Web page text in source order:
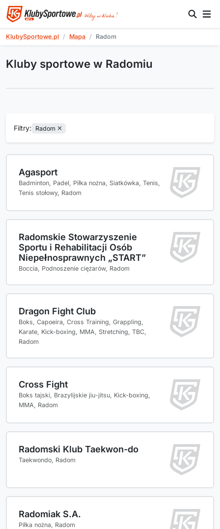
KlubySportowe.pl Mapa Radom
Kluby sportowe w Radomiu
Filtry: Radom
Agasport
Badminton, Padel, Piłka nożna, Siatkówka, Tenis,
Tenis stołowy, Radom
Radomskie Stowarzyszenie
Sportu i Rehabilitacji Osób
Niepełnosprawnych „START”
Boccia, Podnoszenie ciężarów, Radom
Dragon Fight Club
Boks, Capoeira, Cross Training, Grappling,
Karate, Kick-boxing, MMA, Stretching, TBC,
Radom
Cross Fight
Boks tajski, Brazylijskie jiu-jitsu, Kick-boxing,
MMA, Radom
Radomski Klub Taekwon-do
Taekwondo, Radom
Radomiak S.A.
Piłka nożna, Radom